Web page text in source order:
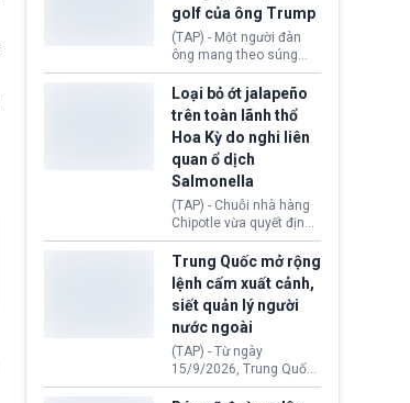
tác cứu trợ; dẫn đến hệ
thống ứng phó khẩn cấp
quốc gia quá tải.
ông giữ chức quyền Bộ
trưởng. Mặc dù vậy,
nhiều chính trị gia đảng
Cộng hoà (GOP) vẫn tỏ
ra hoài nghi, thậm chí
tuyên bố sẽ lên tiếng
phản đối khi đề cử này
được đưa ra toàn thể bỏ
phiếu.
golf của ông Trump
(TAP) - Một người đàn
ông mang theo súng
ngắn vừa bị bắt khi đang
chụp ảnh, quay video tại
sân golf Trump National
Golf Club (Quận Los
Angeles, bang
California). Vụ việc xảy
ra ngay trước lúc Tổng
thống Donald Trump tới
thăm địa điểm này.
Loại bỏ ớt jalapeño
trên toàn lãnh thổ
Hoa Kỳ do nghi liên
quan ổ dịch
Salmonella
(TAP) - Chuỗi nhà hàng
Chipotle vừa quyết định
loại bỏ tất cả ớt jalapeño
khỏi những cửa hàng
trên toàn lãnh thổ Hoa
Kỳ. Nguyên nhân do cơ
quan y tế nghi ngờ
nguyên liệu liên quan
đến ổ dịch Salmonella
khiến ít nhất 110 người
mắc bệnh tại bang
Minnesota.
Trung Quốc mở rộng
lệnh cấm xuất cảnh,
siết quản lý người
nước ngoài
(TAP) - Từ ngày
15/9/2026, Trung Quốc
áp dụng quy định mới về